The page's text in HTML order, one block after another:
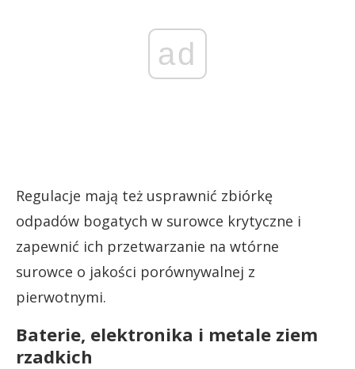
ad
Regulacje mają też usprawnić zbiórkę
odpadów bogatych w surowce krytyczne i
zapewnić ich przetwarzanie na wtórne
surowce o jakości porównywalnej z
pierwotnymi.
Baterie, elektronika i metale ziem
rzadkich